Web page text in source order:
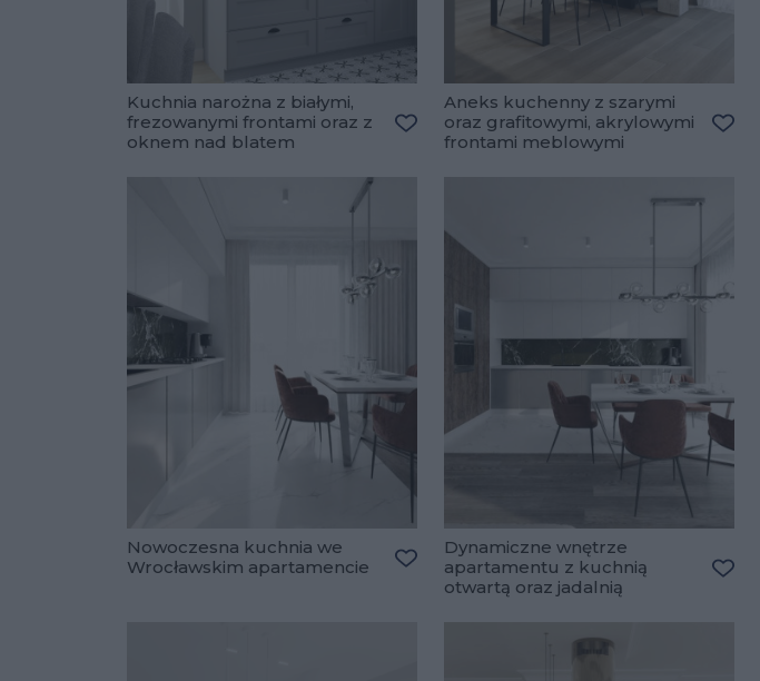
Kuchnia narożna z białymi,
frezowanymi frontami oraz z
oknem nad blatem
Dodaj do ulubionych
Aneks kuchenny z szarymi
oraz grafitowymi, akrylowymi
frontami meblowymi
Nowoczesna kuchnia we
Wrocławskim apartamencie
Dodaj do ulubionych
Dynamiczne wnętrze
apartamentu z kuchnią
otwartą oraz jadalnią